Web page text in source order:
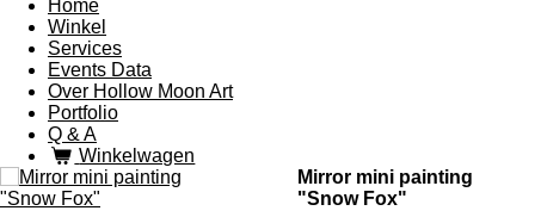
Home
Winkel
Services
Events Data
Over Hollow Moon Art
Portfolio
Q & A
Winkelwagen
Mirror mini painting
"Snow Fox"